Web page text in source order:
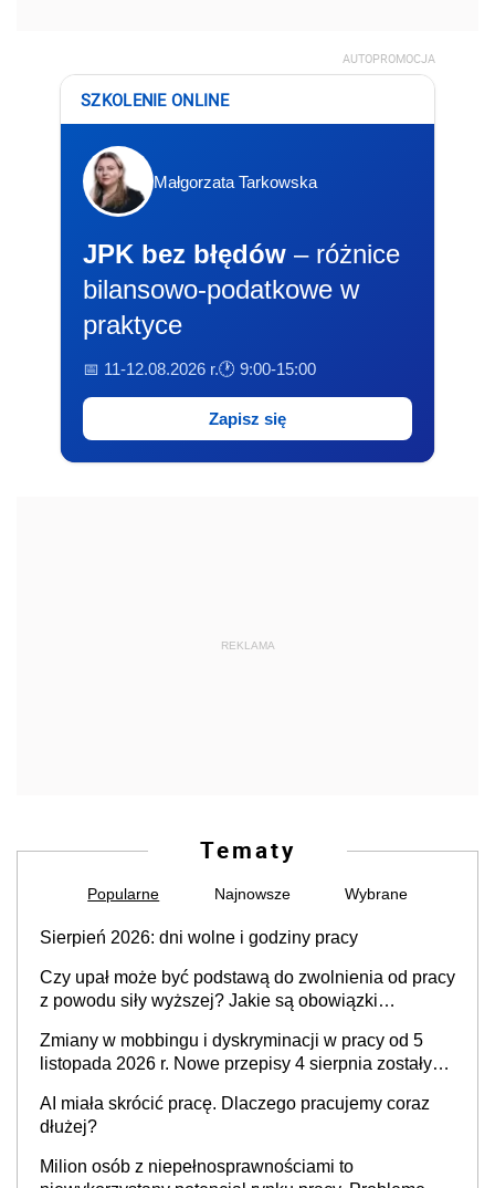
AUTOPROMOCJA
SZKOLENIE ONLINE
Małgorzata Tarkowska
JPK bez błędów – różnice
bilansowo-podatkowe w
praktyce
📅 11-12.08.2026 r.🕐 9:00-15:00
Zapisz się
REKLAMA
Tematy
Popularne Najnowsze Wybrane
Sierpień 2026: dni wolne i godziny pracy
Czy upał może być podstawą do zwolnienia od pracy
z powodu siły wyższej? Jakie są obowiązki
Zmiany w mobbingu i dyskryminacji w pracy od 5
listopada 2026 r. Nowe przepisy 4 sierpnia zostały
AI miała skrócić pracę. Dlaczego pracujemy coraz
dłużej?
Milion osób z niepełnosprawnościami to